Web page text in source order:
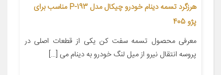
هرزگرد تسمه دینام خودرو چیکال مدل P-193 مناسب برای
پژو 405
معرفی محصول تسمه سفت کن یکی از قطعات اصلی در
پروسه انتقال نیرو از میل لنگ خودرو به دینام می […]